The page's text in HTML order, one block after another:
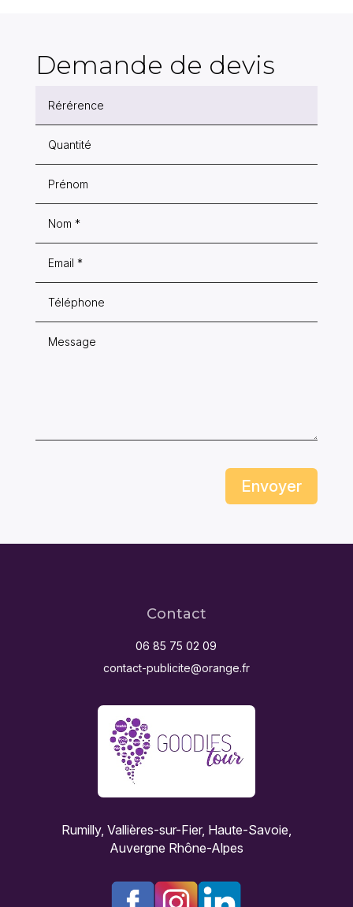
Demande de devis
Envoyer
Contact
06 85 75 02 09
contact-publicite@orange.fr
Rumilly, Vallières-sur-Fier, Haute-Savoie,
Auvergne Rhône-Alpes